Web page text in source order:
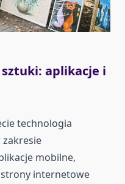
sztuki: aplikacje i
technologia
zakresie
mobilne,
internetowe